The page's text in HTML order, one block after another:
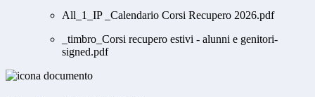
All_1_IP _Calendario Corsi Recupero 2026.pdf
_timbro_Corsi recupero estivi - alunni e genitori-
signed.pdf